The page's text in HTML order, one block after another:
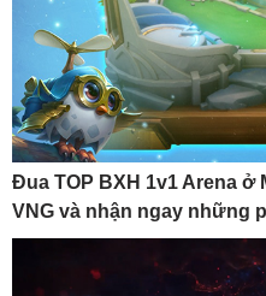
Đua TOP BXH 1v1 Arena ở
VNG và nhận ngay những